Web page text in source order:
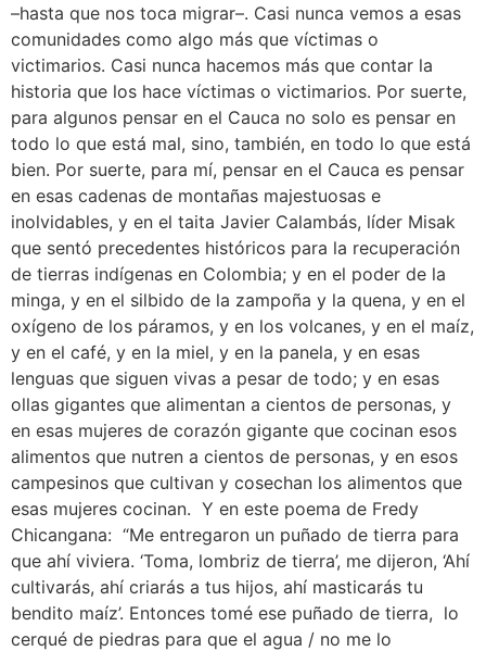
–hasta que nos toca migrar–. Casi nunca vemos a esas
comunidades como algo más que víctimas o
victimarios. Casi nunca hacemos más que contar la
historia que los hace víctimas o victimarios. Por suerte,
para algunos pensar en el Cauca no solo es pensar en
todo lo que está mal, sino, también, en todo lo que está
bien. Por suerte, para mí, pensar en el Cauca es pensar
en esas cadenas de montañas majestuosas e
inolvidables, y en el taita Javier Calambás, líder Misak
que sentó precedentes históricos para la recuperación
de tierras indígenas en Colombia; y en el poder de la
minga, y en el silbido de la zampoña y la quena, y en el
oxígeno de los páramos, y en los volcanes, y en el maíz,
y en el café, y en la miel, y en la panela, y en esas
lenguas que siguen vivas a pesar de todo; y en esas
ollas gigantes que alimentan a cientos de personas, y
en esas mujeres de corazón gigante que cocinan esos
alimentos que nutren a cientos de personas, y en esos
campesinos que cultivan y cosechan los alimentos que
esas mujeres cocinan. Y en este poema de Fredy
Chicangana: “Me entregaron un puñado de tierra para
que ahí viviera. ‘Toma, lombriz de tierra’, me dijeron, ‘Ahí
cultivarás, ahí criarás a tus hijos, ahí masticarás tu
bendito maíz’. Entonces tomé ese puñado de tierra, lo
cerqué de piedras para que el agua / no me lo